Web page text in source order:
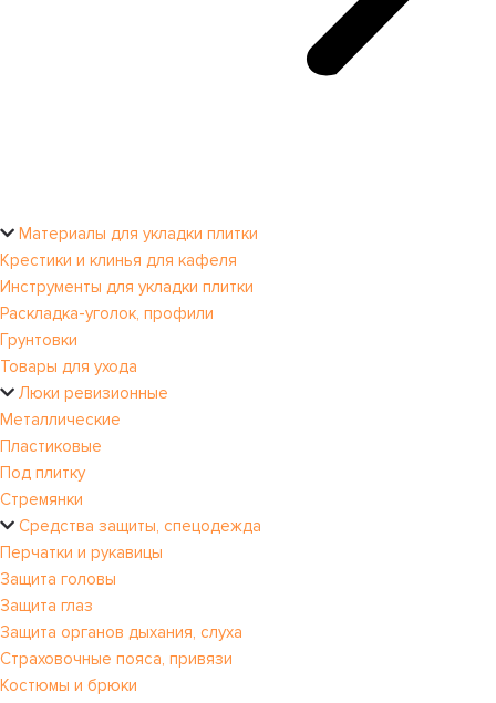
Материалы для укладки плитки
Крестики и клинья для кафеля
Инструменты для укладки плитки
Раскладка-уголок, профили
Грунтовки
Товары для ухода
Люки ревизионные
Металлические
Пластиковые
Под плитку
Стремянки
Средства защиты, спецодежда
Перчатки и рукавицы
Защита головы
Защита глаз
Защита органов дыхания, слуха
Страховочные пояса, привязи
Костюмы и брюки